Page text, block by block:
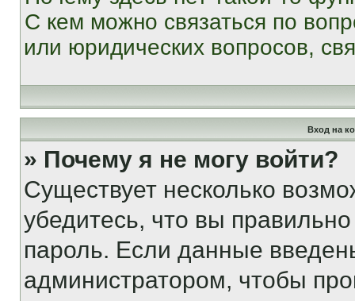
С кем можно связаться по
или юридических вопросов,
Вход на
» Почему я не могу войти?
Существует несколько
убедитесь, что вы
пароль. Если данные
администратором, чтобы